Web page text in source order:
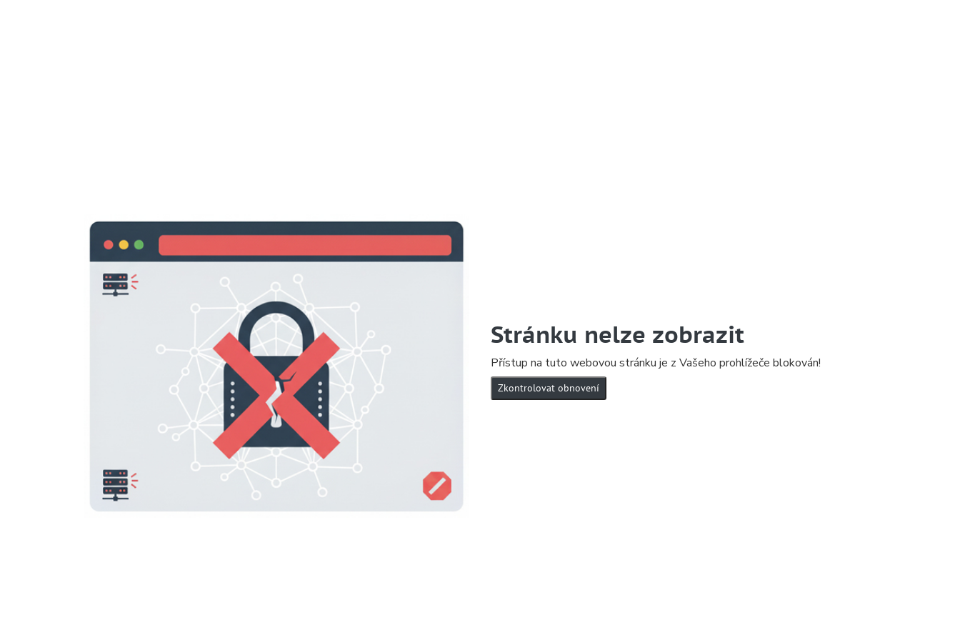
Stránku nelze zobrazit
Přístup na tuto webovou stránku je z Vašeho prohlížeče blokován!
Zkontrolovat obnovení